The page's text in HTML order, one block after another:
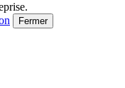
Fermer